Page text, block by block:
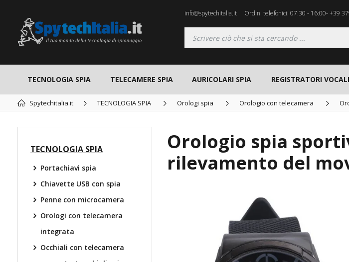
info@spytechitalia.it Ordini telefonici: 07:30 - 16:00- +39
TECNOLOGIA SPIA TELECAMERE SPIA AURICOLARI SPIA REGISTRATORI VOCALI
Spytechitalia.it TECNOLOGIA SPIA Orologi spia Orologio con telecamera
Orologio spia
rilevamento del
TECNOLOGIA SPIA
Portachiavi spia
Chiavette USB con spia
Penne con microcamera
Orologi con telecamera
integrata
Occhiali con telecamera